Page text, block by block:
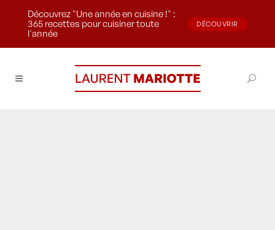
Découvrez "Une année en cuisine !" :
365 recettes pour cuisiner toute
l'année
DÉCOUVRIR